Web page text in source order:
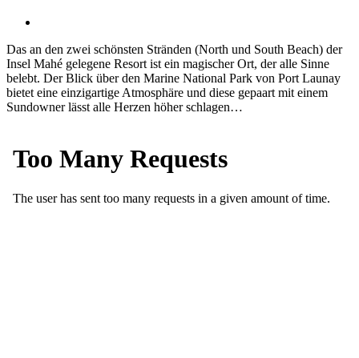
Das an den zwei schönsten Stränden (North und South Beach) der
Insel Mahé gelegene Resort ist ein magischer Ort, der alle Sinne
belebt. Der Blick über den Marine National Park von Port Launay
bietet eine einzigartige Atmosphäre und diese gepaart mit einem
Sundowner lässt alle Herzen höher schlagen…